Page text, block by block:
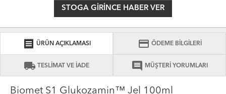
STOGA GIRINCE HABER VER
receipt ÜRÜN AÇIKLAMASI credit_card ÖDEME BİLGİLERİ
local_shipping TESLİMAT VE İADE comment MÜŞTERİ YORUMLARI
Biomet S1 Glukozamin™ Jel 100ml